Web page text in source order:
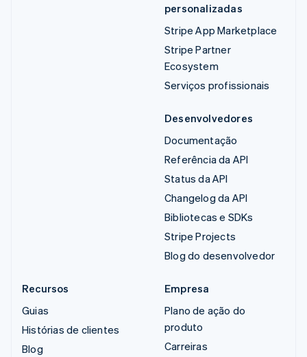
personalizadas
Stripe App Marketplace
Stripe Partner
Ecosystem
Serviços profissionais
Desenvolvedores
Documentação
Referência da API
Status da API
Changelog da API
Bibliotecas e SDKs
Stripe Projects
Blog do desenvolvedor
Recursos
Guias
Histórias de clientes
Blog
Empresa
Plano de ação do
produto
Carreiras